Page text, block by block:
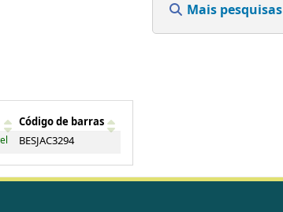
Código de barras
BESJAC3294
Mais pesquisas